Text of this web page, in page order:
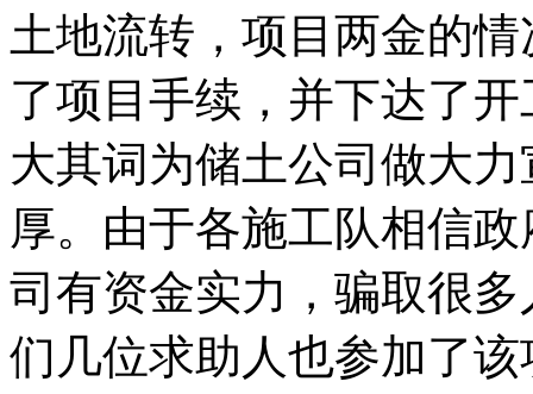
土地流转，项目两金的
了项目手续，并下达了
大其词为储土公司做大
厚。由于各施工队相信
司有资金实力，骗取很
们几位求助人也参加了